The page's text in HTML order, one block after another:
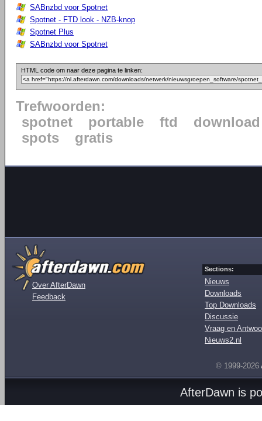
SABnzbd voor Spotnet
Spotnet - FTD look - NZB-knop
Spotnet Plus
SABnzbd voor Spotnet
HTML code om naar deze pagina te linken:
Trefwoorden:
spotnet
portable ftd
download
spots
gratis
Over AfterDawn
Feedback
Sections:
Nieuws
Downloads
Top Downloads
Discussie
Vraag en
Nieuws2.nl
© 1999-2026
AfterDawn is